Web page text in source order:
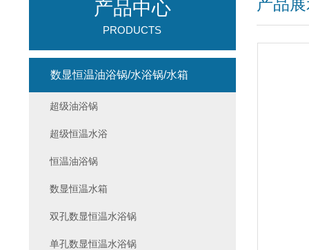
产品
产品中心
PRODUCTS
数显恒温油浴锅/水浴锅/水箱
超级油浴锅
超级恒温水浴
恒温油浴锅
数显恒温水箱
双孔数显恒温水浴锅
单孔数显恒温水浴锅